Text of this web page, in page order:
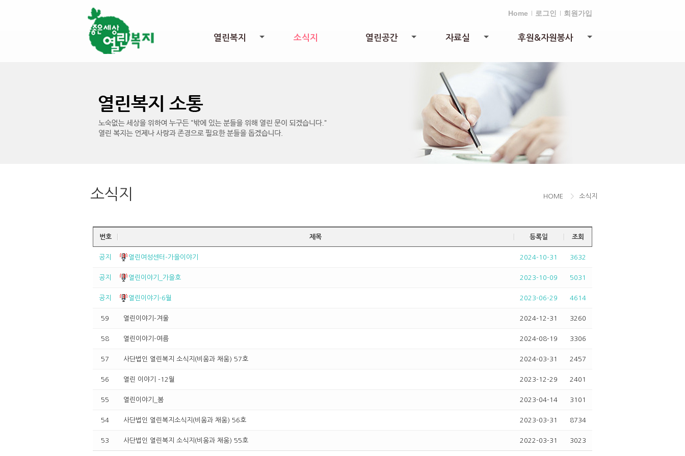
Home 로그인 회원가입
열린복지 소식지 열린공간 자료실 후원&자원봉사
HOME > 소식지
소식지
번호 제목 등록일 조회
공지 열린여성센터-가을이야기 2024-10-31 3632
공지 열린이야기_가을호 2023-10-09 5031
공지 열린이야기-6월 2023-06-29 4614
59 열린이야기-겨울 2024-12-31 3260
58 열린이야기-여름 2024-08-19 3306
57 사단법인 열린복지 소식지(비움과 채움) 57호 2024-03-31 2457
56 열린 이야기 -12월 2023-12-29 2401
55 열린이야기_봄 2023-04-14 3101
54 사단법인 열린복지소식지(비움과 채움) 56호 2023-03-31 8734
53 사단법인 열린복지 소식지(비움과 채움) 55호 2022-03-31 3023